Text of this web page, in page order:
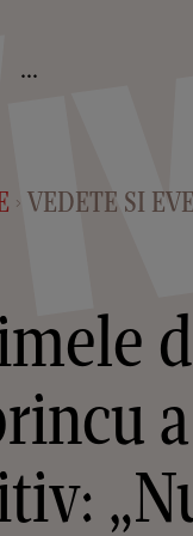
...
> VEDETE SI